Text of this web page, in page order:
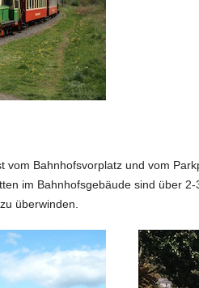
vom Bahnhofsvorplatz und vom
im Bahnhofsgebäude sind über
überwinden.